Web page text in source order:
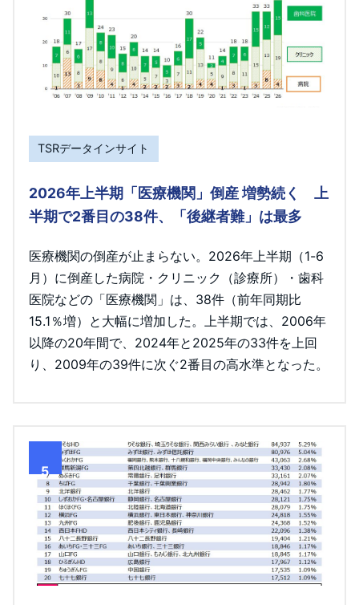
TSRデータインサイト
2026年上半期「医療機関」倒産 増勢続く 上
半期で2番目の38件、「後継者難」は最多
医療機関の倒産が止まらない。2026年上半期（1-6
月）に倒産した病院・クリニック（診療所）・歯科
医院などの「医療機関」は、38件（前年同期比
15.1％増）と大幅に増加した。上半期では、2006年
以降の20年間で、2024年と2025年の33件を上回
り、2009年の39件に次ぐ2番目の高水準となった。
5